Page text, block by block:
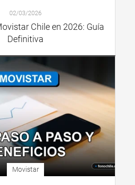
02/03/2026
Chile en 2026: Guía
Definitiva
Movistar